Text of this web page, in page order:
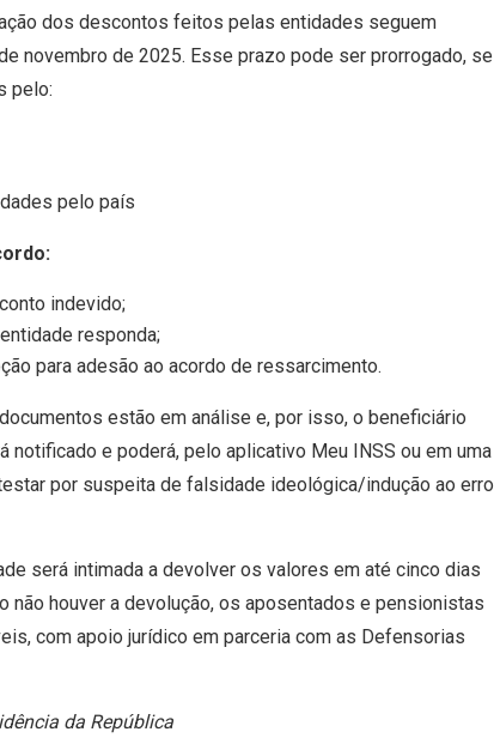
dos descontos feitos pelas entidades seguem
novembro de 2025. Esse prazo pode ser prorrogado, se
pelo:
pelo país
indevido;
responda;
para adesão ao acordo de ressarcimento.
estão em análise e, por isso, o beneficiário
notificado e poderá, pelo aplicativo Meu INSS ou em uma
por suspeita de falsidade ideológica/indução ao erro
será intimada a devolver os valores em até cinco dias
não houver a devolução, os aposentados e pensionistas
com apoio jurídico em parceria com as Defensorias
da República